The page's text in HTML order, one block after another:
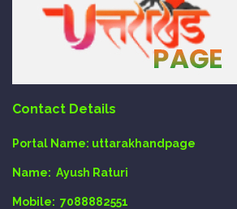
Contact Details
Portal Name: uttarakhandpage
Name: Ayush Raturi
Mobile: 7088882551